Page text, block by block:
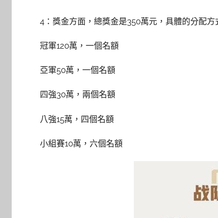
4：獎金方面，總獎金是350萬元，具體的分配方
冠軍120萬，一個名額
亞軍50萬，一個名額
四強30萬，兩個名額
八強15萬，四個名額
小組賽10萬，六個名額